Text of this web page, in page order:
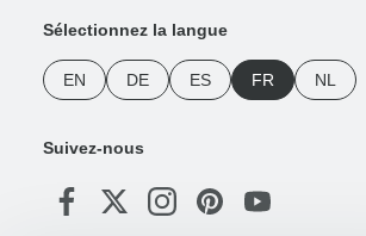
Sélectionnez la langue
EN DE ES FR NL
Suivez-nous